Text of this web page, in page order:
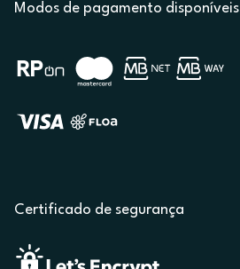
Modos de pagamento disponíveis
Certificado de segurança